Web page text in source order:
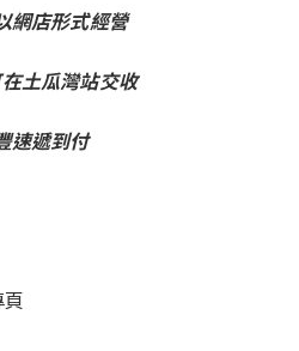
網店形式經營
土瓜灣站交收
速遞到付